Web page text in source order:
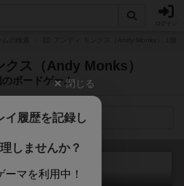
クス（Andy Monks）
のボードゲーム
検索メニュー
閉じる
イ履歴を記録し
しませんか？
ーマを利用中！